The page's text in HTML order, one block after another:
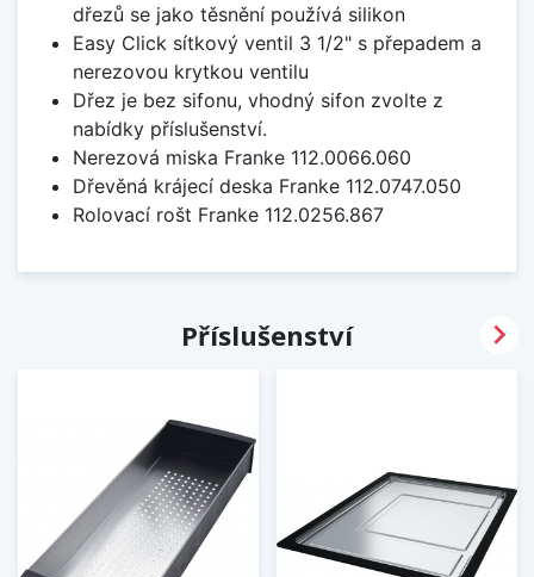
dřezů se jako těsnění používá silikon
Easy Click sítkový ventil 3 1/2" s přepadem a
nerezovou krytkou ventilu
Dřez je bez sifonu, vhodný sifon zvolte z
nabídky příslušenství.
Nerezová miska Franke 112.0066.060
Dřevěná krájecí deska Franke 112.0747.050
Rolovací rošt Franke 112.0256.867
Příslušenství 